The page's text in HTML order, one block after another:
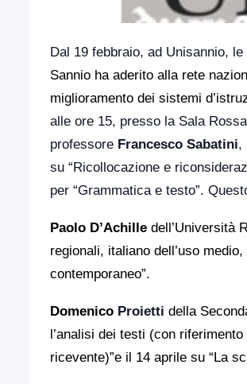
Dal 19 febbraio, ad Unisannio,
Sannio ha aderito alla rete
miglioramento dei sistemi
alle ore 15, presso la Sala
professore Francesco Sabatini,
su “Ricollocazione e
per “Grammatica e testo”.
Paolo D’Achille dell’Università
regionali, italiano dell’uso
contemporaneo”.
Domenico Proietti della
l’analisi dei testi (con
ricevente)”e il 14 aprile su “La